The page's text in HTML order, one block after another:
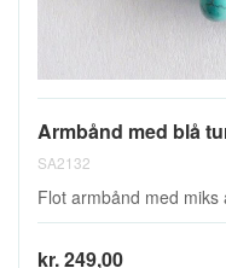
Armbånd med blå
SA2132
Flot armbånd med
kr. 249,00